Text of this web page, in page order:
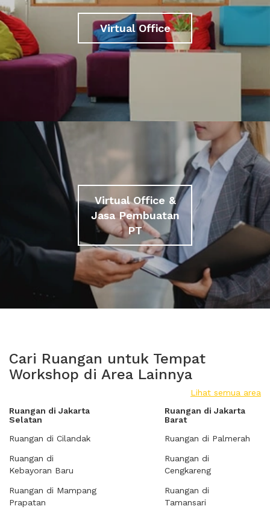
Virtual Office
Virtual Office &
Jasa Pembuatan
PT
Cari Ruangan untuk Tempat
Workshop di Area Lainnya
Lihat semua area
Ruangan di Jakarta
Selatan
Ruangan di Cilandak
Ruangan di
Kebayoran Baru
Ruangan di Mampang
Prapatan
Ruangan di Jakarta
Barat
Ruangan di Palmerah
Ruangan di
Cengkareng
Ruangan di
Tamansari